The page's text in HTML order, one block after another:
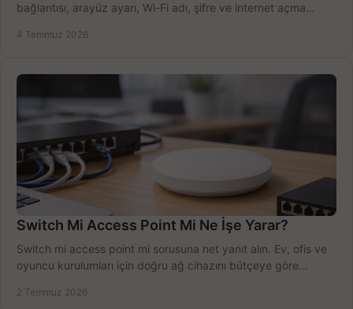
bağlantısı, arayüz ayarı, Wi-Fi adı, şifre ve internet açma
4 Temmuz 2026
Switch Mi Access Point Mi Ne İşe Yarar?
Switch mi access point mi sorusuna net yanıt alın. Ev, ofis ve
oyuncu kurulumları için doğru ağ cihazını bütçeye göre
2 Temmuz 2026